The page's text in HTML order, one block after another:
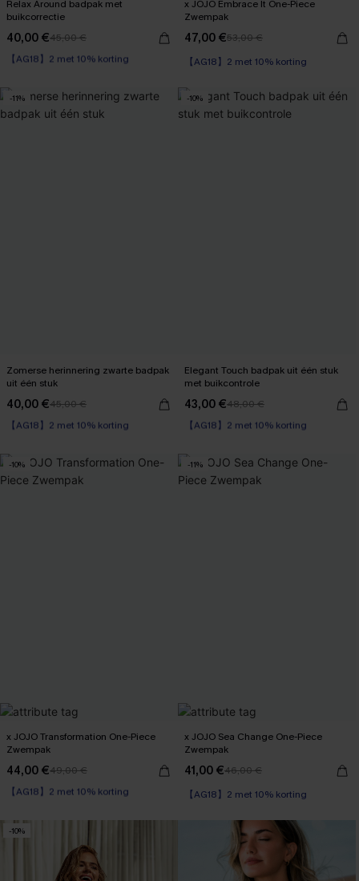
Relax Around badpak met
buikcorrectie
40,00 €45,00 €
【AG18】2 met 10% korting
Corrigerend badpak
x JOJO Embrace It One-Piece
Zwempak
47,00 €53,00 €
【AG18】2 met 10% korting
-11%
Zomerse herinnering zwarte badpak
uit één stuk
40,00 €45,00 €
【AG18】2 met 10% korting
Op voorraad
-10%
Elegant Touch badpak uit één stuk
met buikcontrole
43,00 €48,00 €
【AG18】2 met 10% korting
Corrigerend badpak
-10%
x JOJO Transformation One-Piece
Zwempak
44,00 €49,00 €
【AG18】2 met 10% korting
Op voorraad
-11%
x JOJO Sea Change One-Piece
Zwempak
41,00 €46,00 €
【AG18】2 met 10% korting
-10%